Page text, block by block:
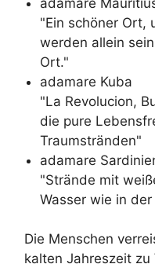
"Ein schöner Ort,
werden allein
Ort."
adamare Kuba
"La Revolucion,
die pure
Traumstränden"
adamare
"Strände mit
Wasser wie in
Die Menschen
kalten Jahreszeit zu